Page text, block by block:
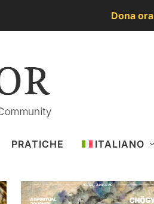
Dona ora
PRATICHE ITALIANO